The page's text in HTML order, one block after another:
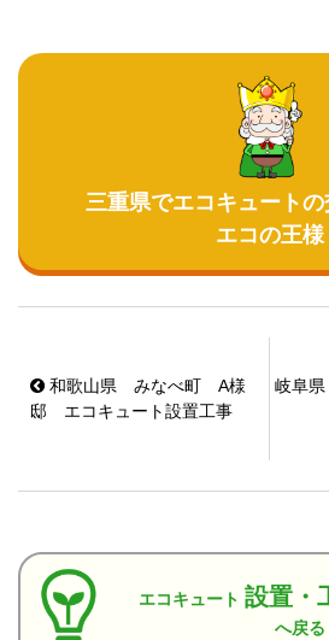
三重県でエコキュート
エコの王様
和歌山県 みなべ町 A様
邸 エコキュート設置工事
岐阜
エコキュート 設置・
へ戻る